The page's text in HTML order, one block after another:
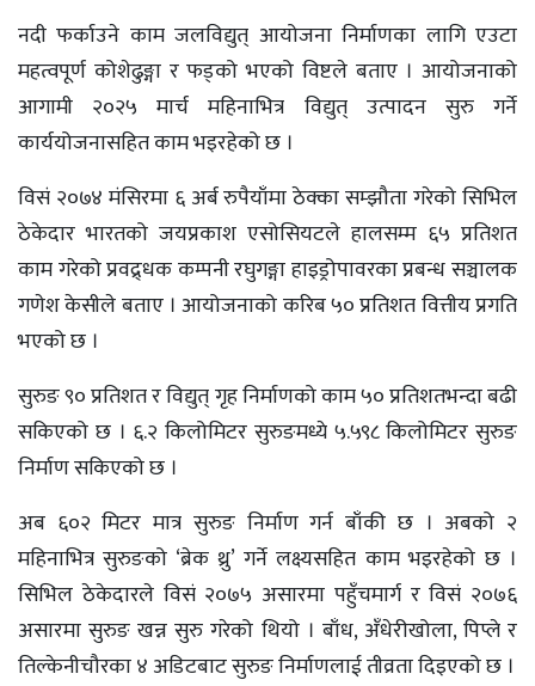
नदी फर्काउने काम जलविद्युत् आयोजना निर्माणका लागि एउटा
महत्वपूर्ण कोशेढुङ्गा र फड्को भएको विष्टले बताए । आयोजनाको
आगामी २०२५ मार्च महिनाभित्र विद्युत् उत्पादन सुरु गर्ने
कार्ययोजनासहित काम भइरहेको छ ।
विसं २०७४ मंसिरमा ६ अर्ब रुपैयाँमा ठेक्का सम्झौता गरेको सिभिल
ठेकेदार भारतको जयप्रकाश एसोसियटले हालसम्म ६५ प्रतिशत
काम गरेको प्रवद्र्धक कम्पनी रघुगङ्गा हाइड्रोपावरका प्रबन्ध सञ्चालक
गणेश केसीले बताए । आयोजनाको करिब ५० प्रतिशत वित्तीय प्रगति
भएको छ ।
सुरुङ ९० प्रतिशत र विद्युत् गृह निर्माणको काम ५० प्रतिशतभन्दा बढी
सकिएको छ । ६.२ किलोमिटर सुरुङमध्ये ५.५९८ किलोमिटर सुरुङ
निर्माण सकिएको छ ।
अब ६०२ मिटर मात्र सुरुङ निर्माण गर्न बाँकी छ । अबको २
महिनाभित्र सुरुङको ‘ब्रेक थ्रु’ गर्ने लक्ष्यसहित काम भइरहेको छ ।
सिभिल ठेकेदारले विसं २०७५ असारमा पहुँचमार्ग र विसं २०७६
असारमा सुरुङ खन्न सुरु गरेको थियो । बाँध, अँधेरीखोला, पिप्ले र
तिल्केनीचौरका ४ अडिटबाट सुरुङ निर्माणलाई तीव्रता दिइएको छ ।